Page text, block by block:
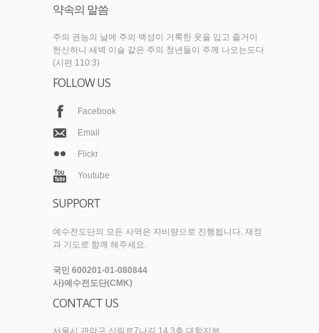
약속의 말씀
주의 권능의 날에 주의 백성이 거룩한 옷을 입고 즐거이
헌신하니 새벽 이슬 같은 주의 청년들이 주께 나오는도다
(시편 110:3)
FOLLOW US
Facebook
Email
Flickr
Youtube
SUPPORT
예수전도단의 모든 사역은 자비량으로 진행됩니다. 재정
과 기도로 함께 해주세요.
국민 600201-01-080844
사)예수전도단(CMK)
CONTACT US
서울시 관악구 신림로7나길 14 3층 대학지부